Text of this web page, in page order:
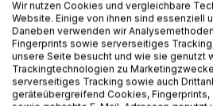
BESCHREIBUNG
Caspar Olevian, einer der
Deutschlands, wurde am 10.
Wir nutzen Cookies und vergleichbare
Website. Einige von ihnen sind essenziell
Daneben verwenden wir
Fingerprints sowie serverseitiges
unsere Seite besucht und wie sie genutzt
Trackingtechnologien zu
serverseitiges Tracking sowie auch
geräteübergreifend Cookies,